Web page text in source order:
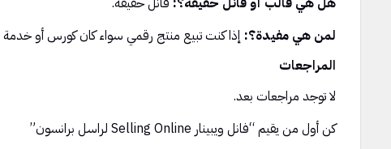
لمن هي مفيدة؟: إذا كنت تبيع منتج رقمي سواء كان كورس أو خدمة أو
المراجعات
لا توجد مراجعات بعد.
كن أول من يقيم “فانل ويبينار Selling Online لراسل برانسون”